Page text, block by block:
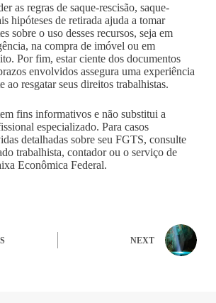
as regras de saque-rescisão, saque-
hipóteses de retirada ajuda a tomar
sobre o uso desses recursos, seja em
na compra de imóvel ou em
Por fim, estar ciente dos documentos
envolvidos assegura uma experiência
ao resgatar seus direitos trabalhistas.
fins informativos e não substitui a
especializado. Para casos
detalhadas sobre seu FGTS, consulte
trabalhista, contador ou o serviço de
Econômica Federal.
NEXT